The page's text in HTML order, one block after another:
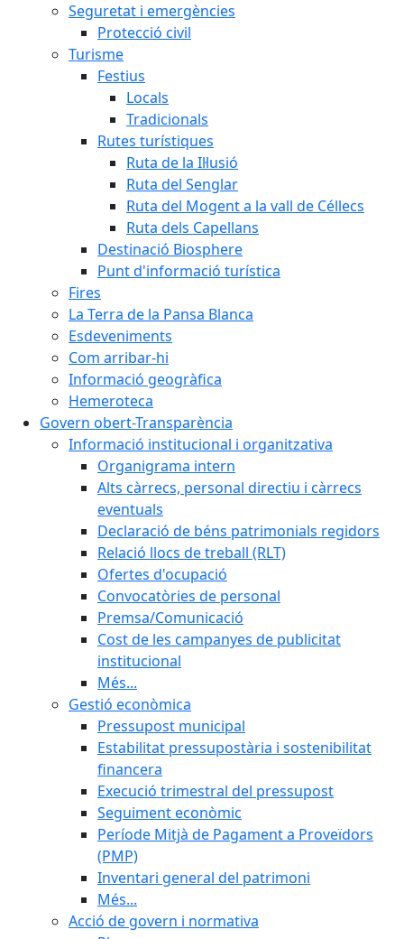
Seguretat i emergències
Protecció civil
Turisme
Festius
Locals
Tradicionals
Rutes turístiques
Ruta de la Il·lusió
Ruta del Senglar
Ruta del Mogent a la vall de Céllecs
Ruta dels Capellans
Destinació Biosphere
Punt d'informació turística
Fires
La Terra de la Pansa Blanca
Esdeveniments
Com arribar-hi
Informació geogràfica
Hemeroteca
Govern obert-Transparència
Informació institucional i organitzativa
Organigrama intern
Alts càrrecs, personal directiu i càrrecs
eventuals
Declaració de béns patrimonials regidors
Relació llocs de treball (RLT)
Ofertes d'ocupació
Convocatòries de personal
Premsa/Comunicació
Cost de les campanyes de publicitat
institucional
Més...
Gestió econòmica
Pressupost municipal
Estabilitat pressupostària i sostenibilitat
financera
Execució trimestral del pressupost
Seguiment econòmic
Període Mitjà de Pagament a Proveïdors
(PMP)
Inventari general del patrimoni
Més...
Acció de govern i normativa